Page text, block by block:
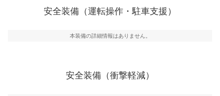
運転・駐車支援
グ・アシストやサイドブラインドモニターなどが装備さ
万が一車体が衝撃を受けたときに、運転者・同乗者を守
るSRSエアバッグシステム、プリテンショナーシートベ
安全装備（運転操作・駐車支援）
本装備の詳細情報はありません。
安全装備（衝撃軽減）